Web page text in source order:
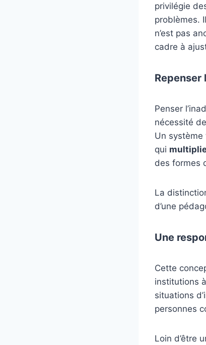
privilégie
problèmes.
n’est pas
cadre à
Repenser
Penser
nécessité
Un système
qui
des formes
La
d’une
Une
Cette
institutions
situations
personnes
Loin d’être